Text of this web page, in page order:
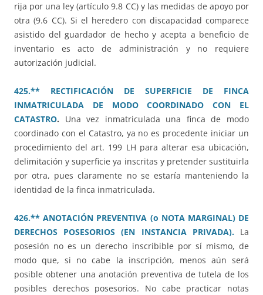
rija por una ley (artículo 9.8 CC) y las medidas de apoyo por
otra (9.6 CC). Si el heredero con discapacidad comparece
asistido del guardador de hecho y acepta a beneficio de
inventario es acto de administración y no requiere
autorización judicial.
425.** RECTIFICACIÓN DE SUPERFICIE DE FINCA
INMATRICULADA DE MODO COORDINADO CON EL
CATASTRO. Una vez inmatriculada una finca de modo
coordinado con el Catastro, ya no es procedente iniciar un
procedimiento del art. 199 LH para alterar esa ubicación,
delimitación y superficie ya inscritas y pretender sustituirla
por otra, pues claramente no se estaría manteniendo la
identidad de la finca inmatriculada.
426.** ANOTACIÓN PREVENTIVA (o NOTA MARGINAL) DE
DERECHOS POSESORIOS (EN INSTANCIA PRIVADA).La
posesión no es un derecho inscribible por sí mismo, de
modo que, si no cabe la inscripción, menos aún será
posible obtener una anotación preventiva de tutela de los
posibles derechos posesorios. No cabe practicar notas